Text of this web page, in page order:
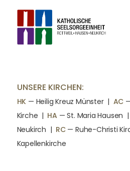
UNSERE KIRCHEN:
HK — Heilig Kreuz Münster | AC
Kirche | HA — St. Maria Hausen |
Neukirch | RC— Ruhe-Christi
Kapellenkirche